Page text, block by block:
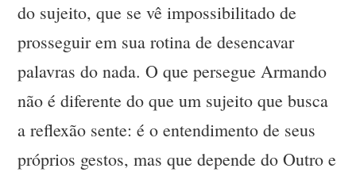
do sujeito, que se vê impossibilitado de
prosseguir em sua rotina de desencavar
palavras do nada. O que persegue Armando
não é diferente do que um sujeito que busca
a reflexão sente: é o entendimento de seus
próprios gestos, mas que depende do Outro e